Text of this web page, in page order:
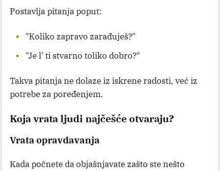
Postavlja pitanja poput:
"Koliko zapravo zarađuješ?"
"Je l' ti stvarno toliko dobro?"
Takva pitanja ne dolaze iz iskrene radosti, već iz
potrebe za poređenjem.
Koja vrata ljudi najčešće otvaraju?
Vrata opravdavanja
Kada počnete da objašnjavate zašto ste nešto